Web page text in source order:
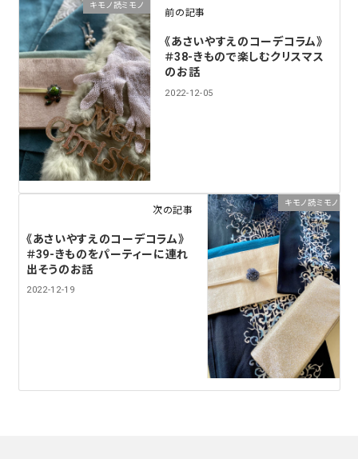
キモノ読ミモノ
前の記事
《あさいやすえのコーデコラム》
＃38-きもので楽しむクリスマス
のお話
2022-12-05
キモノ読ミモノ
次の記事
《あさいやすえのコーデコラム》
＃39-きものをパーティーに連れ
出そうのお話
2022-12-19